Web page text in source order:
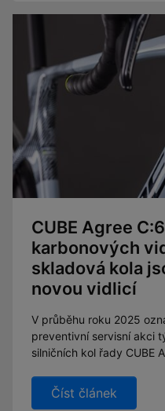
CUBE Agree
karbonových
skladová kola
novou vidlicí
V průběhu roku 2025
preventivní servisní akci
silničních kol řady CUBE
Číst článek